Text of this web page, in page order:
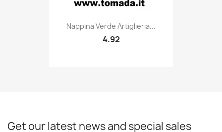
Quick view
Nappina Verde Artiglieria...
4.92
Get our latest news and special sales